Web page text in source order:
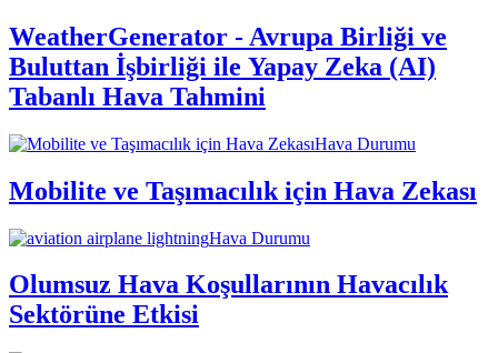
WeatherGenerator - Avrupa Birliği ve
Buluttan İşbirliği ile Yapay Zeka (AI)
Tabanlı Hava Tahmini
Hava Durumu
Mobilite ve Taşımacılık için Hava Zekası
Hava Durumu
Olumsuz Hava Koşullarının Havacılık
Sektörüne Etkisi